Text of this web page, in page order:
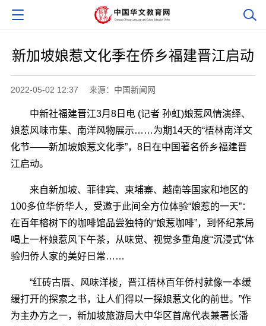
新加坡娘惹文化季在侨乡福建晋江启动
2022-05-02 12:37 来源：中国新闻网
中新社福建晋江3月8日电 (记者 孙虹)娘惹风情演绎、
娘惹风味市集、南洋风物展示……为期14天的“梧林南洋文
化节――新加坡娘惹文化季”，8日在中国著名侨乡福建晋
江启动。
来自新加坡、菲律宾、柬埔寨、越南等国家和地区的
100多位华侨华人，受邀于此间全方位体验“娘惹的一天”：
在百年榕树下的咖啡馆品尝独特的“娘惹咖啡”，到怀纪茶局
喝上一杯娘惹风下午茶，从味觉、视觉多重角度“沉浸式”体
验归侨人家的美好日常……
“红砖古厝、风味洋楼，晋江梧林百年侨村就像一本缓
缓打开的探索之书，让人们得以一探娘惹文化的前世。”作
为主办方之一，新加坡旅游局大中华区首席代表兼署长潘